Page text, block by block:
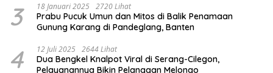
3 18 Januari 2025 2720 Lihat
Prabu Pucuk Umun dan Mitos di Balik Penamaan
Gunung Karang di Pandeglang, Banten
4 12 Juli 2025 2644 Lihat
Dua Bengkel Knalpot Viral di Serang-Cilegon,
Pelayanannya Bikin Pelanggan Melongo